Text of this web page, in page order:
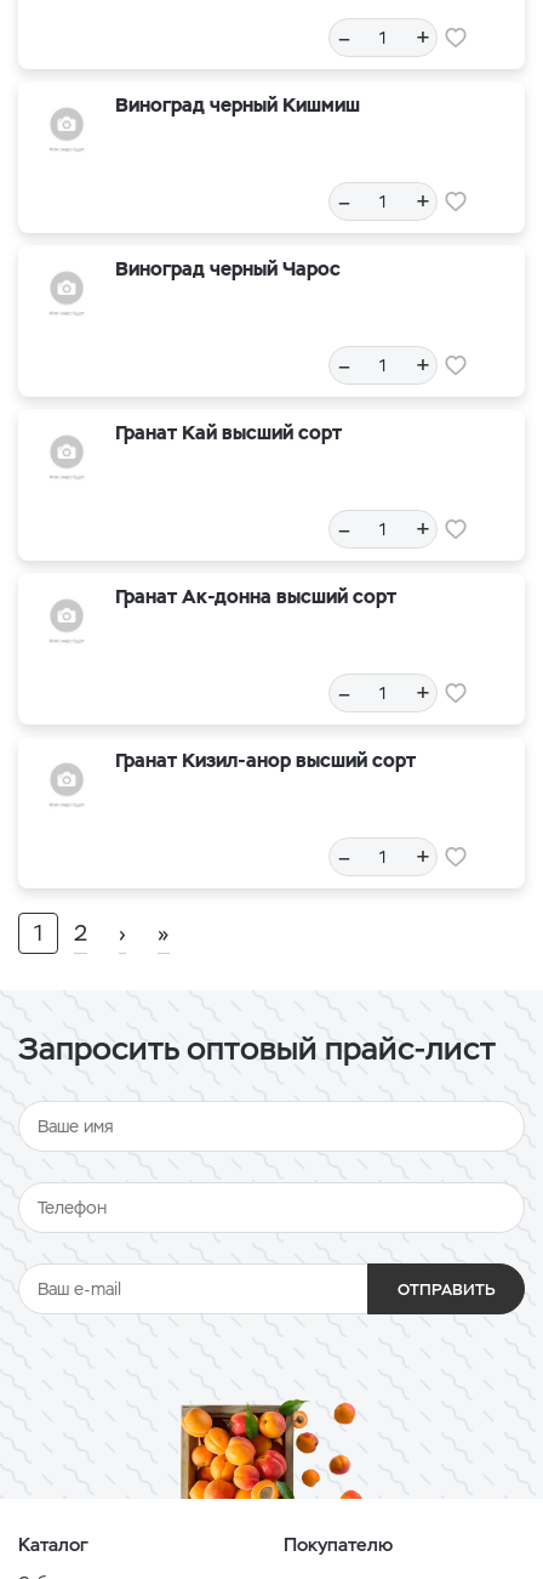
– +
Виноград черный Кишмиш
– +
Виноград черный Чарос
– +
Гранат Кай высший сорт
– +
Гранат Ак-донна высший сорт
– +
Гранат Кизил-анор высший сорт
– +
1 2 › »
Запросить оптовый прайс-лист
ОТПРАВИТЬ
Каталог Покупателю